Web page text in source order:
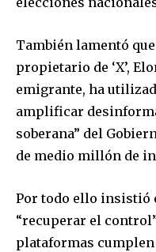
También lamentó
propietario de ‘X’,
emigrante, ha
amplificar
soberana” del
de medio millón de
Por todo ello insistió
“recuperar el
plataformas